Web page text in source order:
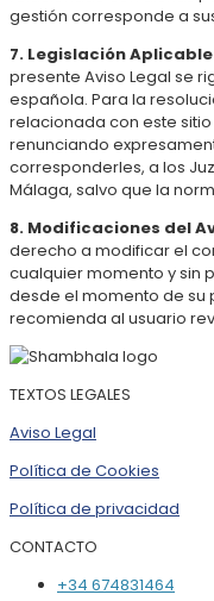
gestión corresponde a
7. Legislación
presente Aviso Legal se
española. Para la
relacionada con este
renunciando
corresponderles, a los
Málaga, salvo que la
8. Modificaciones del
derecho a modificar el
cualquier momento y sin
desde el momento de su
recomienda al usuario
TEXTOS LEGALES
Aviso Legal
Política de Cookies
Política de privacidad
CONTACTO
+34 674831464